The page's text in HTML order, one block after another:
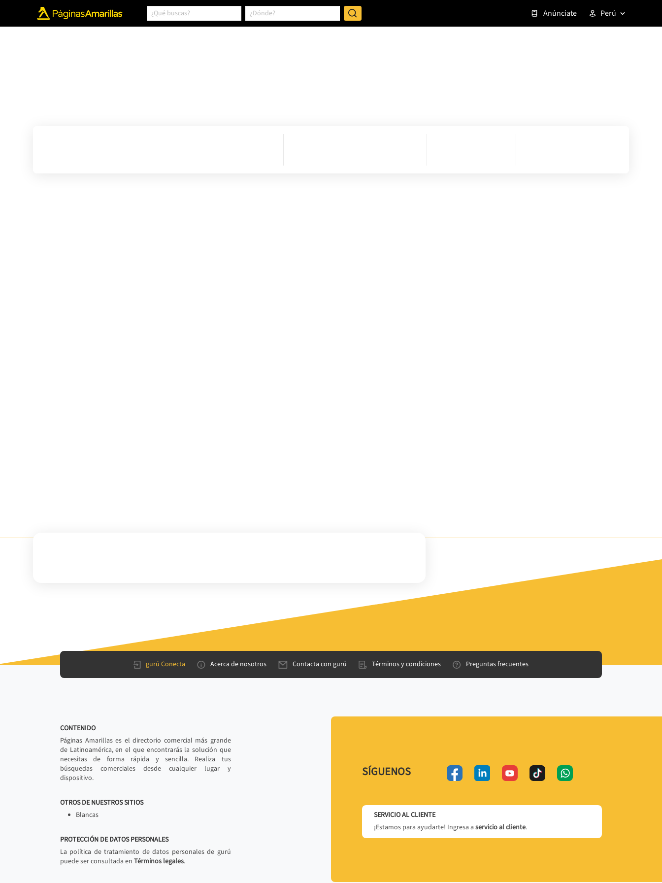
Anúnciate Perú
gurú Conecta Acerca de nosotros Contacta con gurú Términos y condiciones Preguntas frecuentes
CONTENIDO
Páginas Amarillas es el directorio comercial más grande
de Latinoamérica, en el que encontrarás la solución que
necesitas de forma rápida y sencilla. Realiza tus
búsquedas comerciales desde cualquier lugar y
dispositivo.
OTROS DE NUESTROS SITIOS
Blancas
PROTECCIÓN DE DATOS PERSONALES
La política de tratamiento de datos personales de gurú
puede ser consultada en Términos legales.
SÍGUENOS
SERVICIO AL CLIENTE
¡Estamos para ayudarte! Ingresa a servicio al cliente.